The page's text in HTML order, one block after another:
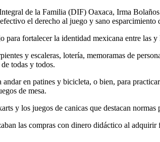
de la Familia (DIF) Oaxaca, Irma
el derecho al juego y sano esparcimiento
fortalecer la identidad mexicana entre las y
y escaleras, lotería, memoramas de
todas y todos.
en patines y bicicleta, o bien, para
de mesa.
y los juegos de canicas que destacan
las compras con dinero didáctico al